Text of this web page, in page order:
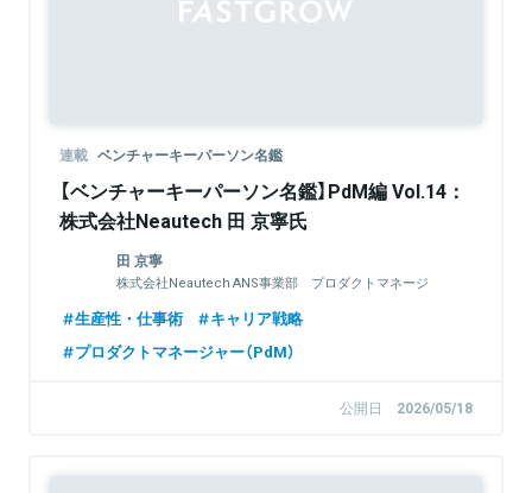
連載 ベンチャーキーパーソン名鑑
【ベンチャーキーパーソン名鑑】PdM編 Vol.14：
株式会社Neautech 田 京寧氏
田 京寧
株式会社Neautech ANS事業部 プロダクトマネージ
生産性・仕事術
キャリア戦略
プロダクトマネージャー（PdM）
公開日 2026/05/18